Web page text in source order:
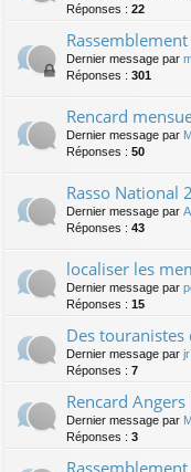
Réponses : 22
Dernier message par
Réponses : 301
Rencard
Dernier message par
Réponses : 50
Rasso National
Dernier message par
Réponses : 43
localiser les
Dernier message par
Réponses : 15
Des touranistes
Dernier message par
Réponses : 7
Rencard
Dernier message par
Réponses : 3